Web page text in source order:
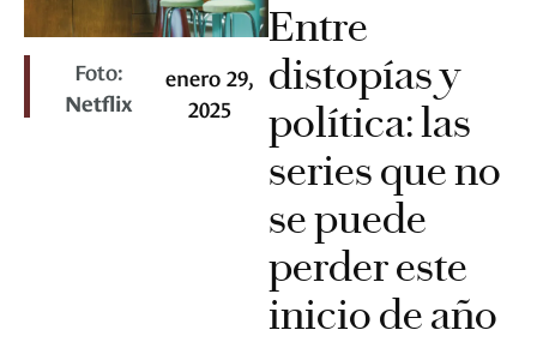
Foto:
Netflix
enero 29,
2025
Entre
distopías y
política: las
series que no
se puede
perder este
inicio de año